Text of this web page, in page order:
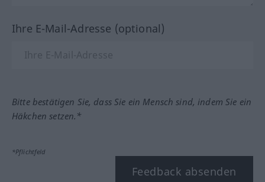
Ihre E-Mail-Adresse (optional)
Bitte bestätigen Sie, dass Sie ein Mensch sind, indem Sie ein
Häkchen setzen.*
*Pflichtfeld
Feedback absenden